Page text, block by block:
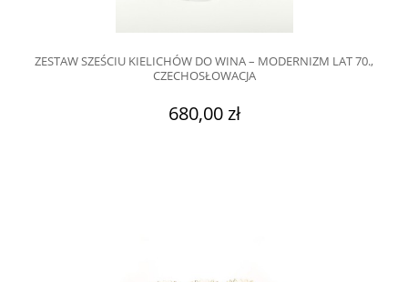
ZESTAW SZEŚCIU KIELICHÓW DO WINA – MODERNIZM LAT 70.,
CZECHOSŁOWACJA
680,00 zł